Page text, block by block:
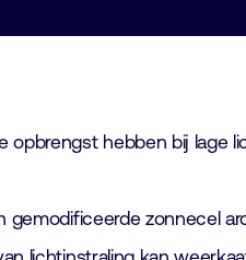
hebben bij lage
gemodificeerde zonnecel